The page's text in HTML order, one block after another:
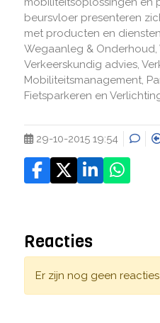
beursvloer presenteren
met producten en
Wegaanleg & Onderhoud,
Verkeerskundig advies,
Mobiliteitsmanagement,
Fietsparkeren en
29-10-2015 19:54
Reacties
Er zijn nog geen